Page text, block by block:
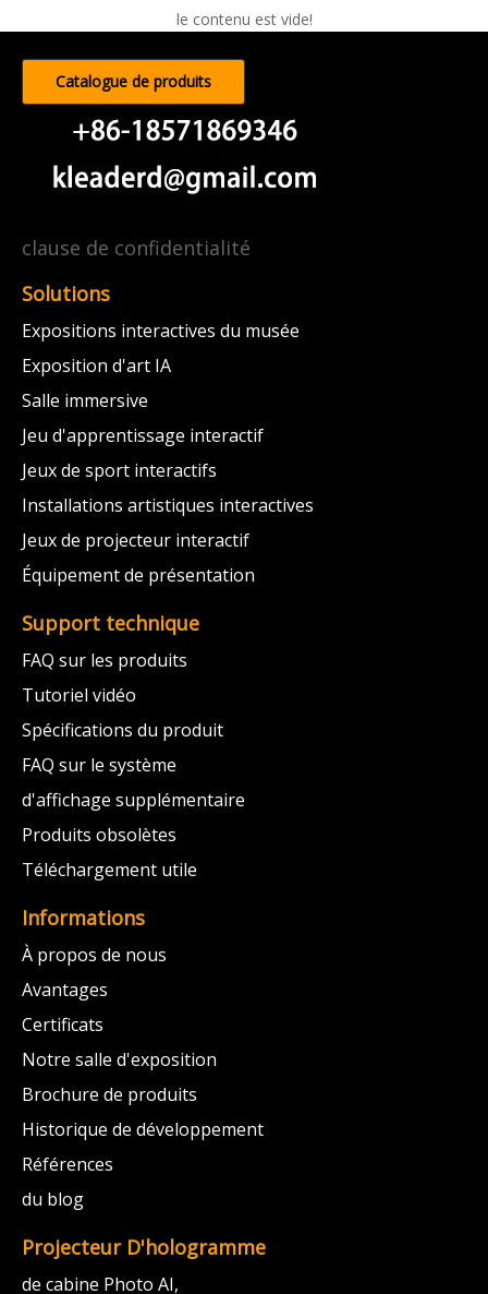
le contenu est vide!
Catalogue de produits
clause de confidentialité
Solutions
Expositions interactives du musée
Exposition d'art IA
Salle immersive
Jeu d'apprentissage interactif
Jeux de sport interactifs
Installations artistiques interactives
Jeux de projecteur interactif
Équipement de présentation
Support technique
FAQ sur les produits
Tutoriel vidéo
Spécifications du produit
FAQ sur le système
d'affichage supplémentaire
Produits obsolètes
Téléchargement utile
Informations
À propos de nous
Avantages
Certificats
Notre salle d'exposition
Brochure de produits
Historique de développement
Références
du blog
Projecteur D'hologramme
de cabine Photo AI,